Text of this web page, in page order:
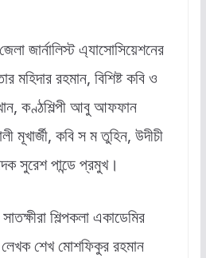
জার্নালিস্ট এ্যাসোসিয়েশনের
মহিদার রহমান, বিশিষ্ট কবি ও
কণ্ঠশিল্পী আবু আফফান
মূখার্জী, কবি স ম তুহিন, উদীচী
সুরেশ পান্ডে প্রমুখ।
শিল্পকলা একাডেমির
লেখক শেখ মোশফিকুর রহমান